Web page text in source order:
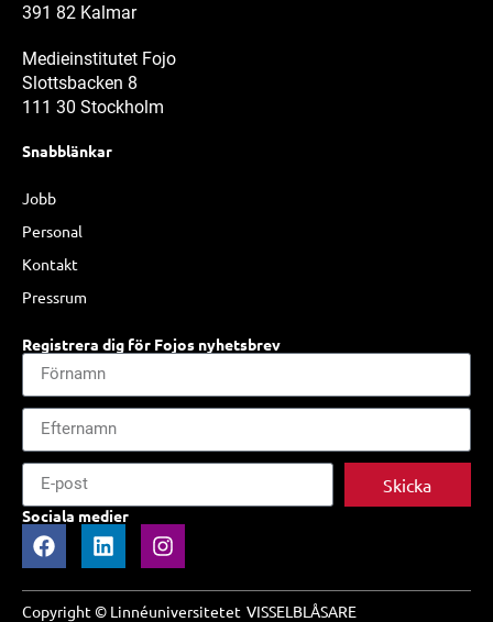
391 82 Kalmar
Medieinstitutet Fojo
Slottsbacken 8
111 30 Stockholm
Snabblänkar
Jobb
Personal
Kontakt
Pressrum
Registrera dig för Fojos nyhetsbrev
Skicka
Sociala medier
Copyright © Linnéuniversitetet VISSELBLÅSARE